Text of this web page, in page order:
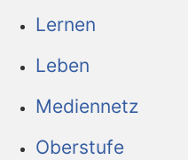
Lernen
Leben
Mediennetz
Oberstufe